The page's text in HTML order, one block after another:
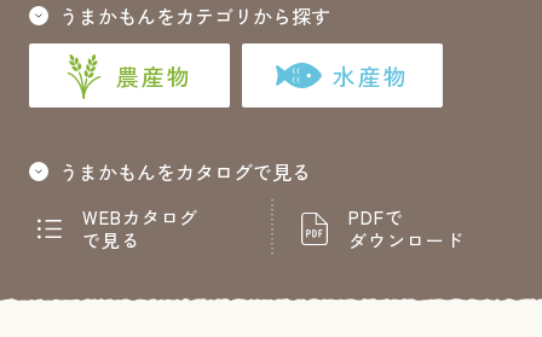
うまかもんをカテゴリから探す
農産物 水産物
うまかもんをカタログで見る
WEBカタログ
で見る
PDFで
ダウンロード